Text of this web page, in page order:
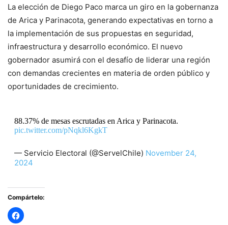
La elección de Diego Paco marca un giro en la gobernanza
de Arica y Parinacota, generando expectativas en torno a
la implementación de sus propuestas en seguridad,
infraestructura y desarrollo económico. El nuevo
gobernador asumirá con el desafío de liderar una región
con demandas crecientes en materia de orden público y
oportunidades de crecimiento.
88.37% de mesas escrutadas en Arica y Parinacota.
pic.twitter.com/pNqkl6KgkT
— Servicio Electoral (@ServelChile) November 24,
2024
Compártelo: